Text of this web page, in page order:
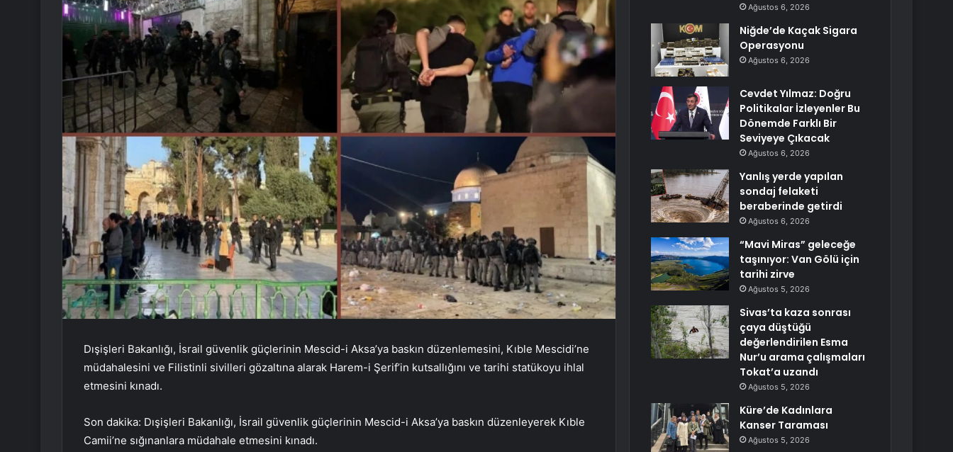
Dışişleri Bakanlığı, İsrail güvenlik güçlerinin Mescid-i Aksa’ya baskın düzenlemesini, Kıble Mescidi’ne
müdahalesini ve Filistinli sivilleri gözaltına alarak Harem-i Şerif’in kutsallığını ve tarihi statükoyu ihlal
etmesini kınadı.
Son dakika: Dışişleri Bakanlığı, İsrail güvenlik güçlerinin Mescid-i Aksa’ya baskın düzenleyerek Kıble
Camii’ne sığınanlara müdahale etmesini kınadı.
Ağustos 6, 2026
Niğde’de Kaçak Sigara
Operasyonu
Ağustos 6, 2026
Cevdet Yılmaz: Doğru
Politikalar İzleyenler Bu
Dönemde Farklı Bir
Seviyeye Çıkacak
Ağustos 6, 2026
Yanlış yerde yapılan
sondaj felaketi
beraberinde getirdi
Ağustos 6, 2026
“Mavi Miras” geleceğe
taşınıyor: Van Gölü için
tarihi zirve
Ağustos 5, 2026
Sivas’ta kaza sonrası
çaya düştüğü
değerlendirilen Esma
Nur’u arama çalışmaları
Tokat’a uzandı
Ağustos 5, 2026
Küre’de Kadınlara
Kanser Taraması
Ağustos 5, 2026